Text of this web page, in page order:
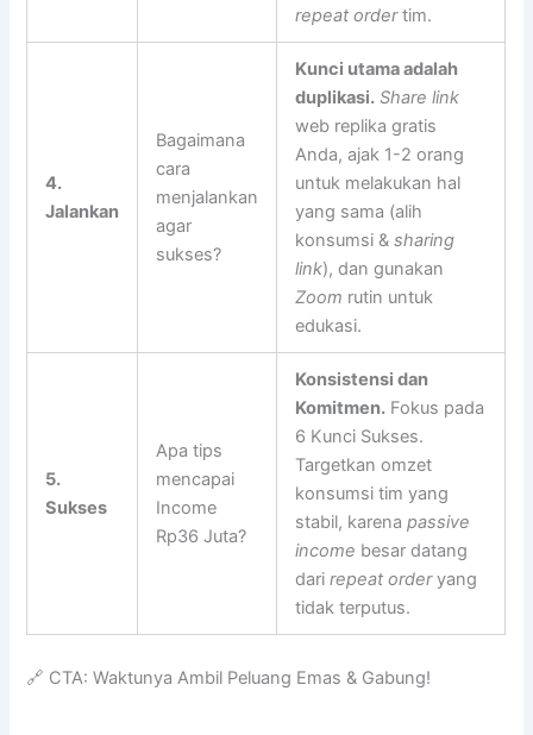
repeat ordertim.
4.
Jalankan
Bagaimana
cara
menjalankan
agar
sukses?
Kunci utama adalah
duplikasi. Share link
web replika gratis
Anda, ajak 1-2 orang
untuk melakukan hal
yang sama (alih
konsumsi &sharing
link), dan gunakan
Zoom rutin untuk
edukasi.
5.
Sukses
Apa tips
mencapai
Income
Rp36 Juta?
Konsistensi dan
Komitmen. Fokus pada
6 Kunci Sukses.
Targetkan omzet
konsumsi tim yang
stabil, karenapassive
income besar datang
darirepeat orderyang
tidak terputus.
🔗 CTA: Waktunya Ambil Peluang Emas & Gabung!